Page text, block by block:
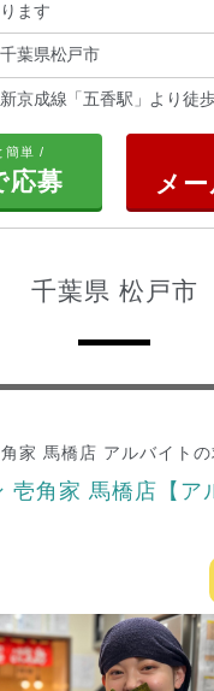
ります
千葉県松戸市
新京成線「五香駅」より徒
簡単 /
応募
千葉県 松戸市
家 馬橋店 アルバイトの
壱角家 馬橋店【ア